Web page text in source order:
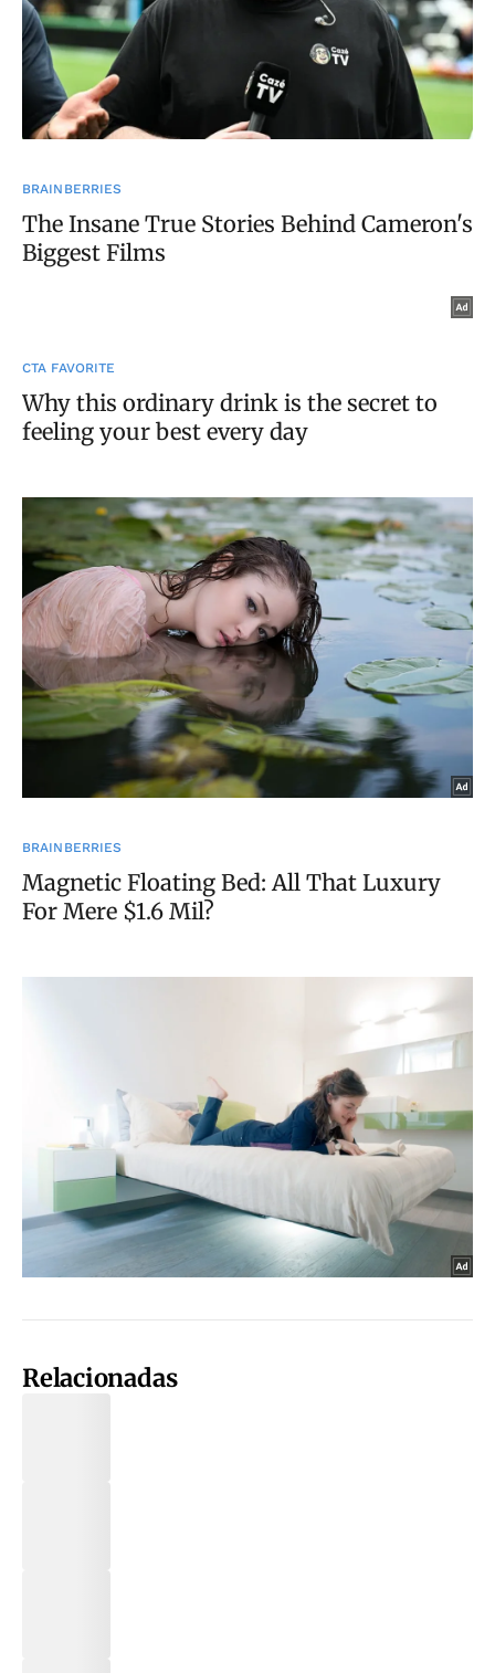
Relacionadas